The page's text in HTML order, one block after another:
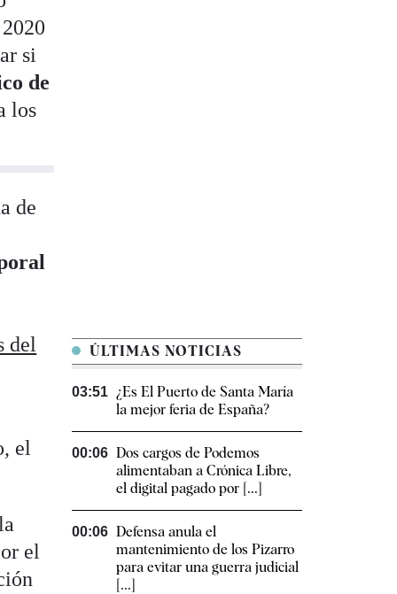
si
de
los
de
del
el
el
ÚLTIMAS NOTICIAS
03:51 ¿Es El Puerto de Santa María
la mejor feria de España?
00:06 Dos cargos de Podemos
alimentaban a Crónica Libre,
el digital pagado por [...]
00:06 Defensa anula el
mantenimiento de los Pizarro
para evitar una guerra judicial
[...]